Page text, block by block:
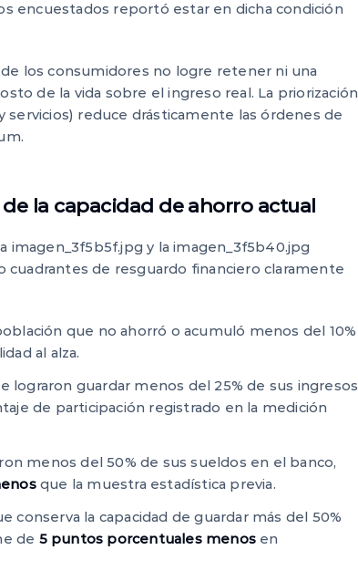
encuestados reportó estar en dicha condición
los consumidores no logre retener ni una
de la vida sobre el ingreso real. La priorización
reduce drásticamente las órdenes de
la capacidad de ahorro actual
imagen_3f5b5f.jpg y la imagen_3f5b40.jpg
cuadrantes de resguardo financiero claramente
que no ahorró o acumuló menos del 10%
al alza.
lograron guardar menos del 25% de sus ingresos
de participación registrado en la medición
menos del 50% de sus sueldos en el banco,
que la muestra estadística previa.
conserva la capacidad de guardar más del 50%
de 5 puntos porcentuales menos en